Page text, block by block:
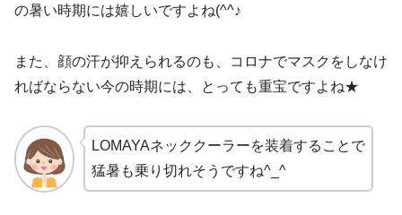
の暑い時期には嬉しいですよね(^^♪
また、顔の汗が抑えられるのも、コロナでマスクをしなけ
ればならない今の時期には、とっても重宝ですよね★
LOMAYAネッククーラーを装着することで
猛暑も乗り切れそうですね^_^